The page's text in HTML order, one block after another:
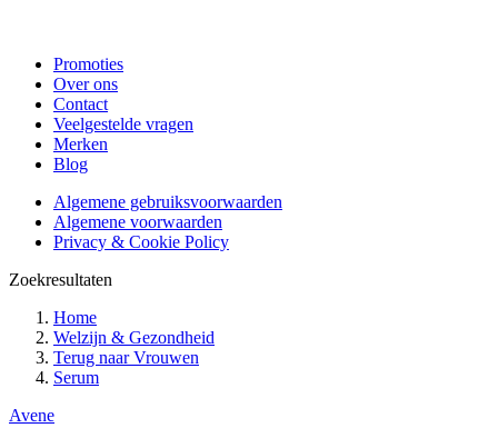
Promoties
Over ons
Contact
Veelgestelde vragen
Merken
Blog
Algemene gebruiksvoorwaarden
Algemene voorwaarden
Privacy & Cookie Policy
Zoekresultaten
Home
Welzijn & Gezondheid
Terug naar Vrouwen
Serum
Avene